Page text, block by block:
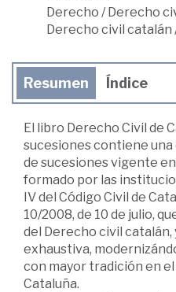
Derecho /Derecho
Derecho civil catalán
Resumen Índice
El libro Derecho Civil de
sucesiones contiene
de sucesiones vigente
formado por las
IV del Código Civil de
10/2008, de 10 de julio,
del Derecho civil catalán,
exhaustiva,
con mayor tradición en
Cataluña.